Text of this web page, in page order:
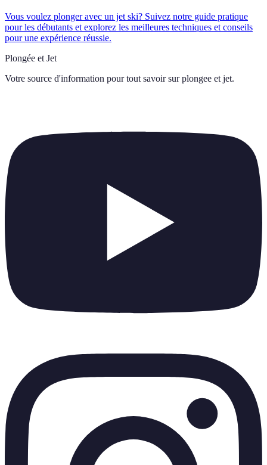
Vous voulez plonger avec un jet ski? Suivez notre guide pratique
pour les débutants et explorez les meilleures techniques et conseils
pour une expérience réussie.
Plongée et Jet
Votre source d'information pour tout savoir sur plongee et jet.